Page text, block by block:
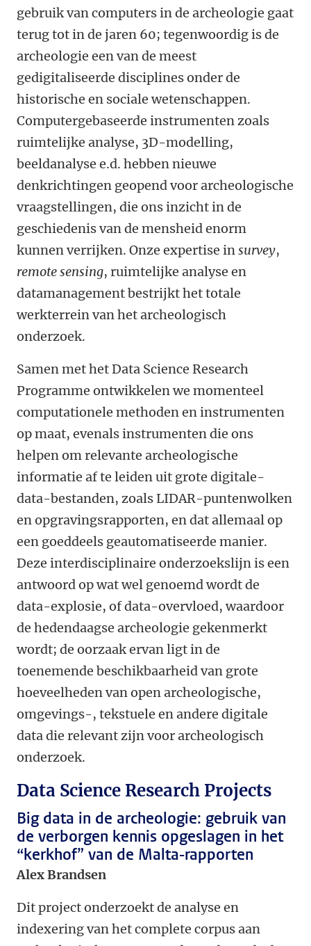
gebruik van computers in de archeologie gaat
terug tot in de jaren 60; tegenwoordig is de
archeologie een van de meest
gedigitaliseerde disciplines onder de
historische en sociale wetenschappen.
Computergebaseerde instrumenten zoals
ruimtelijke analyse, 3D-modelling,
beeldanalyse e.d. hebben nieuwe
denkrichtingen geopend voor archeologische
vraagstellingen, die ons inzicht in de
geschiedenis van de mensheid enorm
kunnen verrijken. Onze expertise in survey,
remote sensing, ruimtelijke analyse en
datamanagement bestrijkt het totale
werkterrein van het archeologisch
onderzoek.
Samen met het Data Science Research
Programme ontwikkelen we momenteel
computationele methoden en instrumenten
op maat, evenals instrumenten die ons
helpen om relevante archeologische
informatie af te leiden uit grote digitale-
data-bestanden, zoals LIDAR-puntenwolken
en opgravingsrapporten, en dat allemaal op
een goeddeels geautomatiseerde manier.
Deze interdisciplinaire onderzoekslijn is een
antwoord op wat wel genoemd wordt de
data-explosie, of data-overvloed, waardoor
de hedendaagse archeologie gekenmerkt
wordt; de oorzaak ervan ligt in de
toenemende beschikbaarheid van grote
hoeveelheden van open archeologische,
omgevings-, tekstuele en andere digitale
data die relevant zijn voor archeologisch
onderzoek.
Data Science Research Projects
Big data in de archeologie: gebruik van
de verborgen kennis opgeslagen in het
“kerkhof” van de Malta-rapporten
Alex Brandsen
Dit project onderzoekt de analyse en
indexering van het complete corpus aan